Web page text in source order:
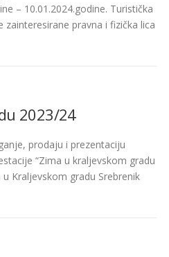
– 10.01.2024.godine. Turistička
zainteresirane pravna i fizička lica
2023/24
prodaju i prezentaciju
“Zima u kraljevskom gradu
Kraljevskom gradu Srebrenik